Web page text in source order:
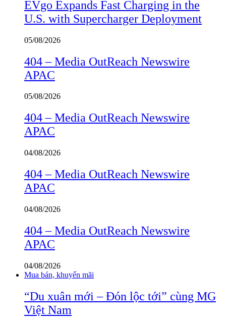
EVgo Expands Fast Charging in the
U.S. with Supercharger Deployment
05/08/2026
404 – Media OutReach Newswire
APAC
05/08/2026
404 – Media OutReach Newswire
APAC
04/08/2026
404 – Media OutReach Newswire
APAC
04/08/2026
404 – Media OutReach Newswire
APAC
04/08/2026
Mua bán, khuyến mãi
“Du xuân mới – Đón lộc tới” cùng MG
Việt Nam